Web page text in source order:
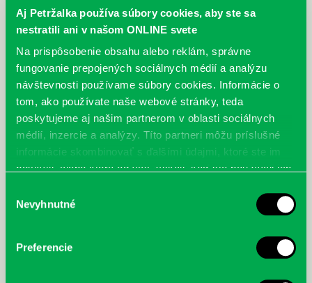
Aj Petržalka používa súbory cookies, aby ste sa
nestratili ani v našom ONLINE svete
Na prispôsobenie obsahu alebo reklám, správne
fungovanie prepojených sociálnych médií a analýzu
návštevnosti používame súbory cookies. Informácie o
tom, ako používate naše webové stránky, teda
poskytujeme aj našim partnerom v oblasti sociálnych
médií, inzercie a analýzy. Títo partneri môžu príslušné
informácie skombinovať s ďalšími údajmi, ktoré ste im
poskytli, alebo ktoré od vás získali, keď ste používali ich
súhlasu
Nevyhnutné
Preferencie
cyklistu modernej doby: